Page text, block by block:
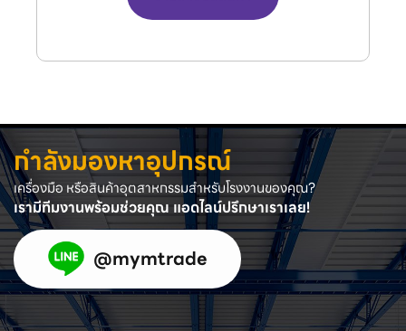
กำลังมองหาอุปกรณ์
เครื่องมือ หรือสินค้าอุตสาหกรรมสำหรับโรงงานของคุณ?
เรามีทีมงานพร้อมช่วยคุณ แอดไลน์ปรึกษาเราเลย!
@mymtrade